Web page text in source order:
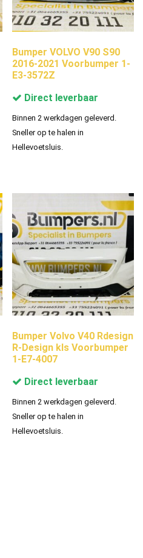
Bumper VOLVO V90 S90
2016-2021 Voorbumper 1-
E3-3572Z
Direct leverbaar
Binnen 2 werkdagen geleverd.
Sneller op te halen in
Hellevoetsluis.
Bumper Volvo V40 Rdesign
R-Design kls Voorbumper
1-E7-4007
Direct leverbaar
Binnen 2 werkdagen geleverd.
Sneller op te halen in
Hellevoetsluis.